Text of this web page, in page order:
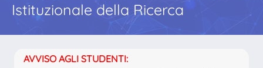
Istituzionale della Ricerca
AVVISO AGLI STUDENTI: